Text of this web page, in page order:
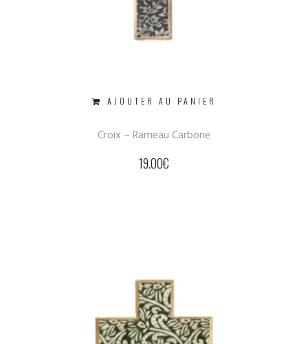
AJOUTER AU PANIER
Croix – Rameau Carbone
19.00€